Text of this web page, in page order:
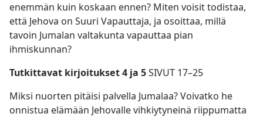
enemmän kuin koskaan ennen? Miten voisit todistaa,
että Jehova on Suuri Vapauttaja, ja osoittaa, millä
tavoin Jumalan valtakunta vapauttaa pian
ihmiskunnan?
Tutkittavat kirjoitukset 4 ja 5SIVUT 17–25
Miksi nuorten pitäisi palvella Jumalaa? Voivatko he
onnistua elämään Jehovalle vihkiytyneinä riippumatta